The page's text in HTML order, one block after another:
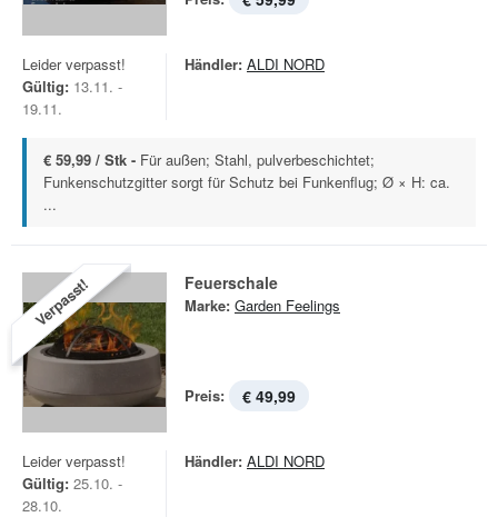
Leider verpasst!
Gültig: 13.11. -
19.11.
Händler: ALDI NORD
€ 59,99 / Stk - Für außen; Stahl, pulverbeschichtet;
Funkenschutzgitter sorgt für Schutz bei Funkenflug; Ø × H: ca.
...
Verpasst! Feuerschale
Marke: Garden Feelings
Preis: € 49,99
Leider verpasst!
Gültig: 25.10. -
28.10.
Händler: ALDI NORD